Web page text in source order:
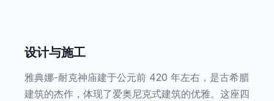
设计与施工
雅典娜-耐克神庙建于公元前 420 年左右，是古希腊
建筑的杰作，体现了爱奥尼克式建筑的优雅。这座四